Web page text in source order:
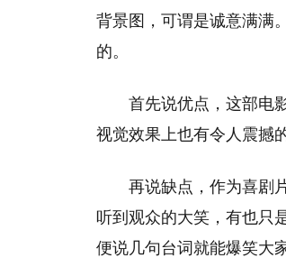
背景图，可谓是诚意满满
的。
首先说优点，这部电
视觉效果上也有令人震撼
再说缺点，作为喜剧
听到观众的大笑，有也只
便说几句台词就能爆笑大